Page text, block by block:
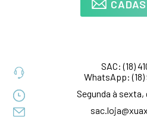
SAC:(18)
WhatsApp:
Segunda à sexta,